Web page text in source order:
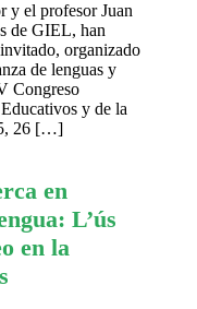
y el profesor Juan
de GIEL, han
organizado
de lenguas y
Congreso
y de la
26 […]
en
L’ús
en la